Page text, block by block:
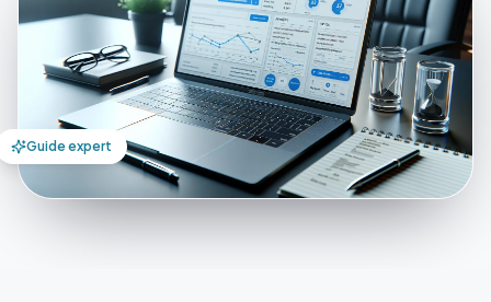
Guide expert